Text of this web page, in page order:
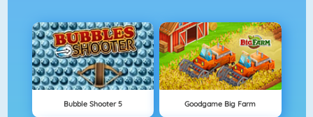
Bubble Shooter 5 Goodgame Big Farm